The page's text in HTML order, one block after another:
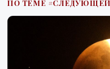
ПО ТЕМЕ #СЛЕДУЮЩЕЙ